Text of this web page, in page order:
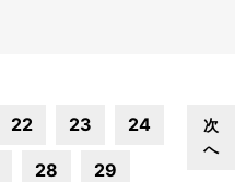
22 23 24
28 29
次
へ